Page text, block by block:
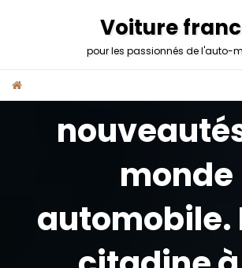
Voiture
pour les passionnés de l'auto-